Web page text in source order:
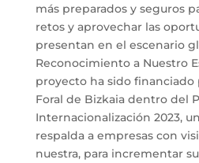
más preparados y seguros
retos y aprovechar las
presentan en el escenario
Reconocimiento a Nuestro
proyecto ha sido financiado
Foral de Bizkaia dentro del
Internacionalización 2023,
respalda a empresas con
nuestra, para incrementar